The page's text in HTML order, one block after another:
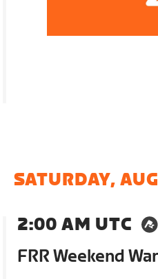
SATURDAY,
2:00 AM UTC
FRR Weekend